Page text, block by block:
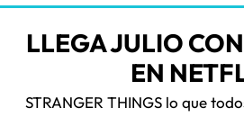
LLEGA JULIO
EN
STRANGER THINGS lo que